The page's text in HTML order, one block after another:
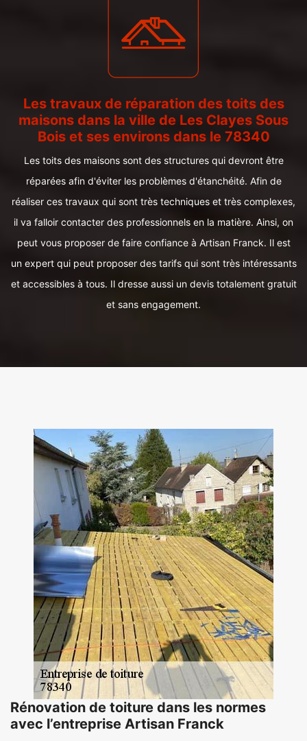
Les travaux de réparation des toits des
maisons dans la ville de Les Clayes Sous
Bois et ses environs dans le 78340
Les toits des maisons sont des structures qui devront être
réparées afin d'éviter les problèmes d'étanchéité. Afin de
réaliser ces travaux qui sont très techniques et très complexes,
il va falloir contacter des professionnels en la matière. Ainsi, on
peut vous proposer de faire confiance à Artisan Franck. Il est
un expert qui peut proposer des tarifs qui sont très intéressants
et accessibles à tous. Il dresse aussi un devis totalement gratuit
et sans engagement.
Rénovation de toiture dans les normes
avec l’entreprise Artisan Franck